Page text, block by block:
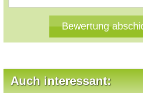
Auch interessant: